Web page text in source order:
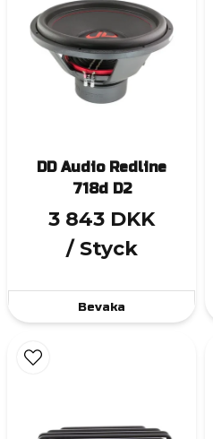
DD Audio Redline
718d D2
3 843 DKK
/ Styck
Bevaka